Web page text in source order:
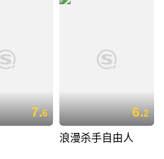
7.6 6.2
浪漫杀手自由人